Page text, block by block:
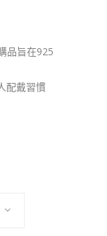
品旨在925
配戴習慣